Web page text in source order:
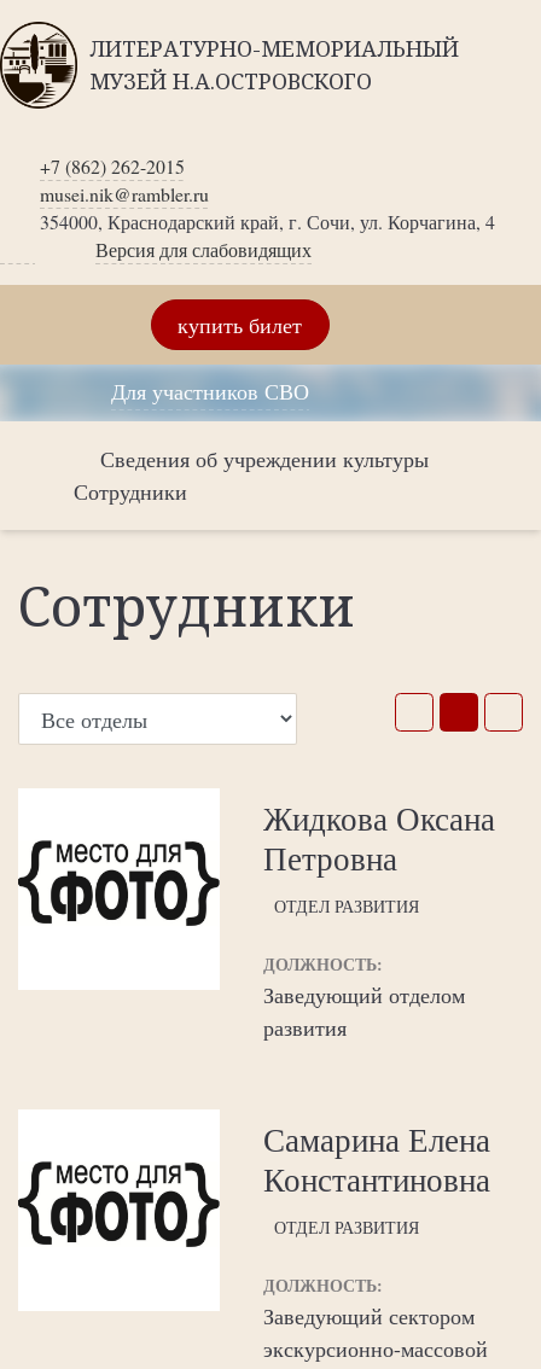
ЛИТЕРАТУРНО-МЕМОРИАЛЬНЫЙ
МУЗЕЙ Н.А.ОСТРОВСКОГО
+7 (862) 262-2015
musei.nik@rambler.ru
354000, Краснодарский край, г. Сочи, ул. Корчагина, 4
Версия для слабовидящих
купить билет
Для участников СВО
Сведения об учреждении культуры
Сотрудники
Сотрудники
Жидкова Оксана
Петровна
ОТДЕЛ РАЗВИТИЯ
ДОЛЖНОСТЬ:
Заведующий отделом
развития
Самарина Елена
Константиновна
ОТДЕЛ РАЗВИТИЯ
ДОЛЖНОСТЬ:
Заведующий сектором
экскурсионно-массовой